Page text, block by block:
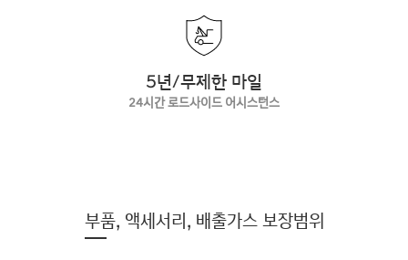
5년/무제한 마일
24시간 로드사이드 어시스턴스
부품, 액세서리, 배출가스 보장범위